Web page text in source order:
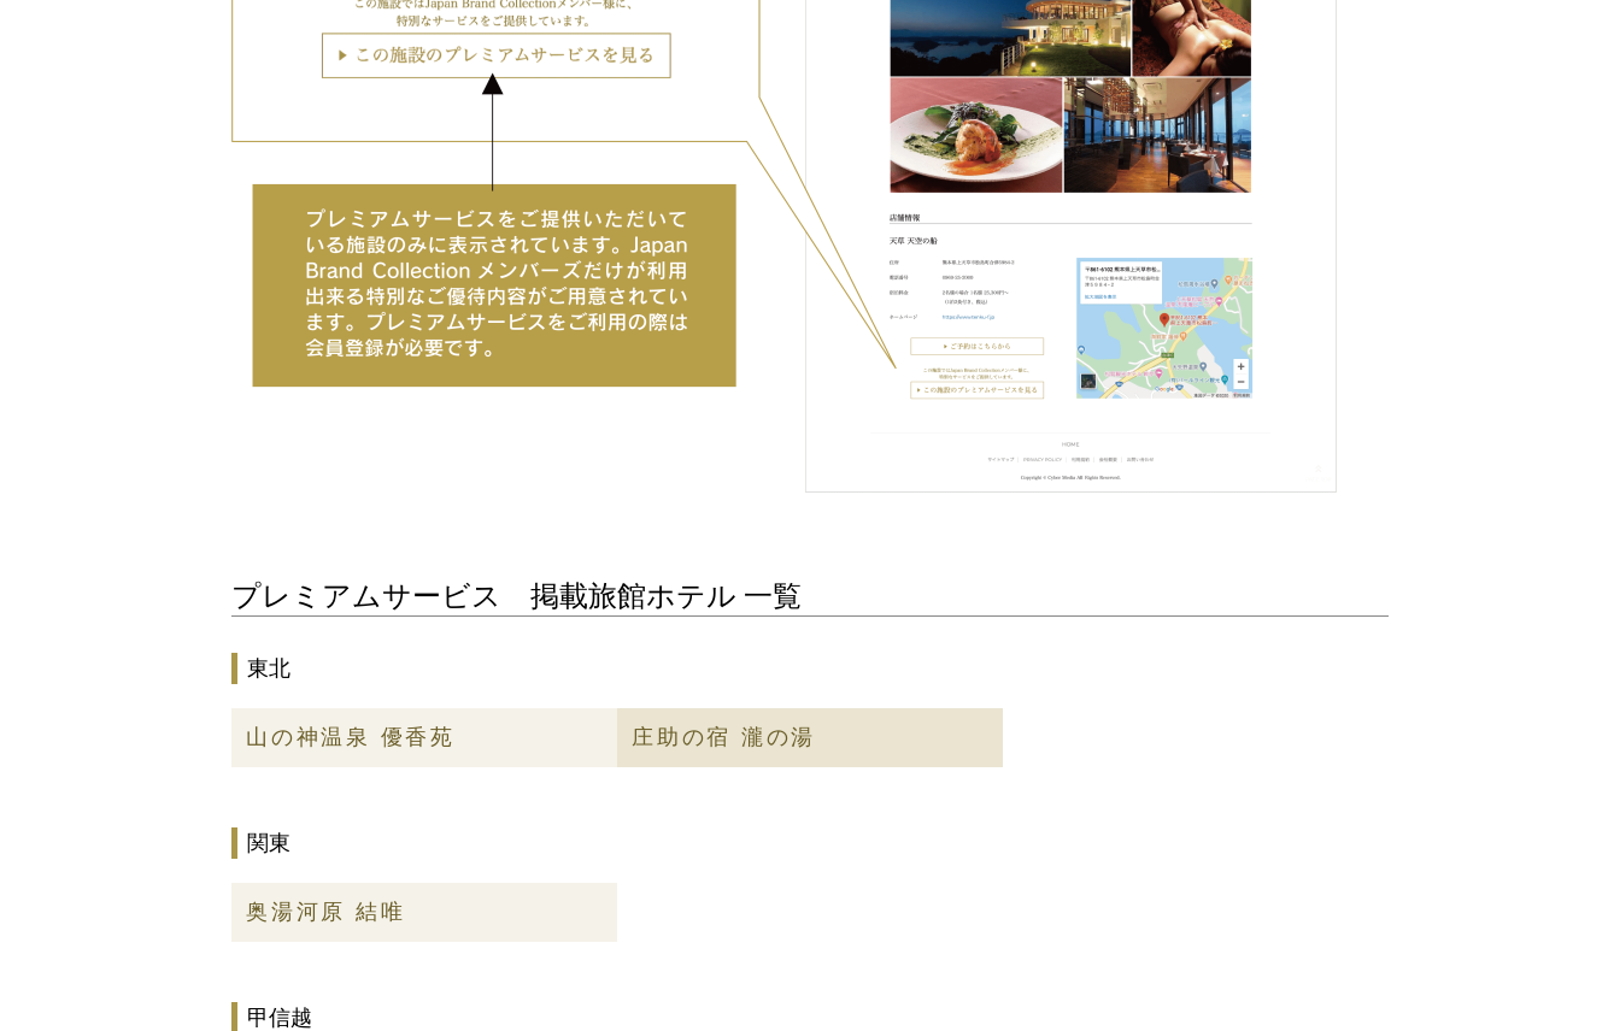
プレミアムサービス 掲載旅館ホテル 一覧
東北
山の神温泉 優香苑 庄助の宿 瀧の湯
関東
奥湯河原 結唯
甲信越